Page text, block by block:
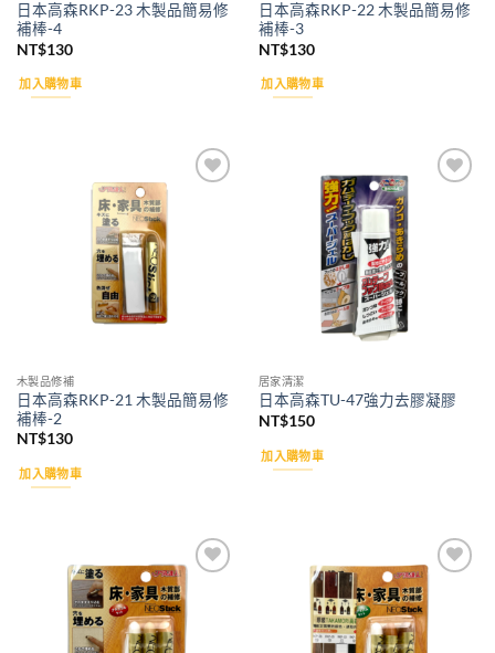
日本高森RKP-23 木製品簡易修
補棒-4
NT$130
加入購物車
日本高森RKP-22 木製品簡易修
補棒-3
NT$130
加入購物車
木製品修補
日本高森RKP-21 木製品簡易修
補棒-2
NT$130
加入購物車
居家清潔
日本高森TU-47強力去膠凝膠
NT$150
加入購物車
wishlist